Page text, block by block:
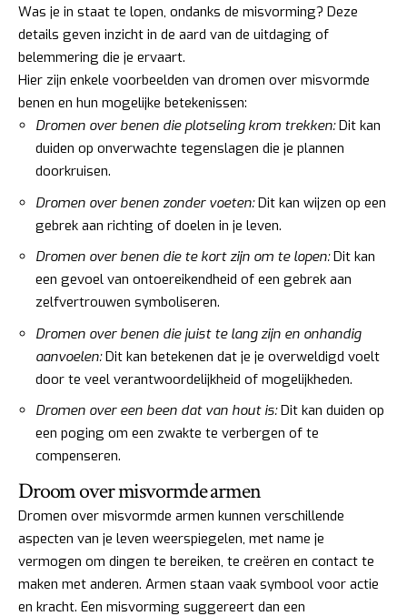
Was je in staat te lopen, ondanks de misvorming? Deze
details geven inzicht in de aard van de uitdaging of
belemmering die je ervaart.
Hier zijn enkele voorbeelden van dromen over misvormde
benen en hun mogelijke betekenissen:
Dromen over benen die plotseling krom trekken:Dit kan
duiden op onverwachte tegenslagen die je plannen
doorkruisen.
Dromen over benen zonder voeten:Dit kan wijzen op een
gebrek aan richting of doelen in je leven.
Dromen over benen die te kort zijn om te lopen:Dit kan
een gevoel van ontoereikendheid of een gebrek aan
zelfvertrouwen symboliseren.
Dromen over benen die juist te lang zijn en onhandig
aanvoelen:Dit kan betekenen dat je je overweldigd voelt
door te veel verantwoordelijkheid of mogelijkheden.
Dromen over een been dat van hout is:Dit kan duiden op
een poging om een zwakte te verbergen of te
compenseren.
Droom over misvormde armen
Dromen over misvormde armen kunnen verschillende
aspecten van je leven weerspiegelen, met name je
vermogen om dingen te bereiken, te creëren en contact te
maken met anderen. Armen staan vaak symbool voor actie
en kracht. Een misvorming suggereert dan een